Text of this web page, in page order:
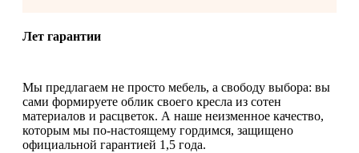
Лет гарантии
Мы предлагаем не просто мебель, а свободу выбора: вы
сами формируете облик своего кресла из сотен
материалов и расцветок. А наше неизменное качество,
которым мы по-настоящему гордимся, защищено
официальной гарантией 1,5 года.